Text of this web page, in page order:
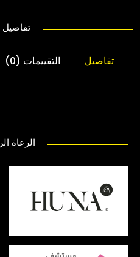
تفاصيل
تفاصيل التقييمات (0)
الرعاة